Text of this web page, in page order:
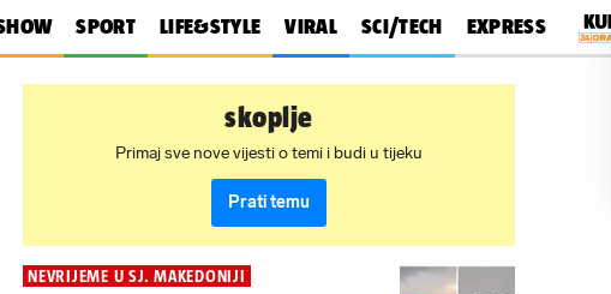
SPORT LIFE&STYLE VIRAL SCI/TECH EXPRESS
skoplje
Primaj sve nove vijesti o temi i budi u tijeku
Prati temu
NEVRIJEME U SJ. MAKEDONIJI